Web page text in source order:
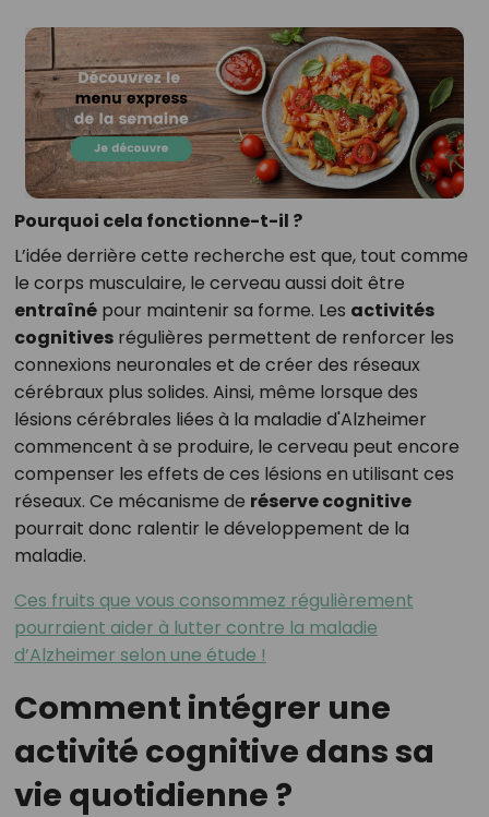
Pourquoi cela fonctionne-t-il ?
L’idée derrière cette recherche est que, tout comme
le corps musculaire, le cerveau aussi doit être
entraînépour maintenir sa forme. Les activités
cognitivesrégulières permettent de renforcer les
connexions neuronales et de créer des réseaux
cérébraux plus solides. Ainsi, même lorsque des
lésions cérébrales liées à la maladie d'Alzheimer
commencent à se produire, le cerveau peut encore
compenser les effets de ces lésions en utilisant ces
réseaux. Ce mécanisme de réserve cognitive
pourrait donc ralentir le développement de la
maladie.
Ces fruits que vous consommez régulièrement
pourraient aider à lutter contre la maladie
d’Alzheimer selon une étude !
Comment intégrer une
activité cognitive dans sa
vie quotidienne ?